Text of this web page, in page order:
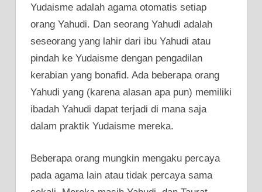
Yudaisme adalah agama otomatis setiap
orang Yahudi. Dan seorang Yahudi adalah
seseorang yang lahir dari ibu Yahudi atau
pindah ke Yudaisme dengan pengadilan
kerabian yang bonafid. Ada beberapa orang
Yahudi yang (karena alasan apa pun) memiliki
ibadah Yahudi dapat terjadi di mana saja
dalam praktik Yudaisme mereka.
Beberapa orang mungkin mengaku percaya
pada agama lain atau tidak percaya sama